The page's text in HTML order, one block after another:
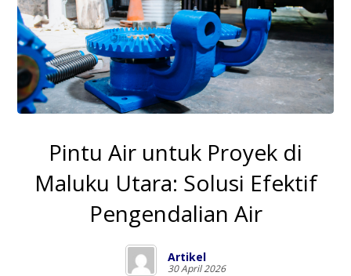
Pintu Air untuk Proyek di
Maluku Utara: Solusi Efektif
Pengendalian Air
Artikel
30 April 2026